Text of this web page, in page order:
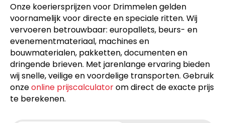
Onze koeriersprijzen voor Drimmelen gelden
voornamelijk voor directe en speciale ritten. Wij
vervoeren betrouwbaar: europallets, beurs- en
evenementmateriaal, machines en
bouwmaterialen, pakketten, documenten en
dringende brieven. Met jarenlange ervaring bieden
wij snelle, veilige en voordelige transporten. Gebruik
onzeonline prijscalculatorom direct de exacte prijs
te berekenen.